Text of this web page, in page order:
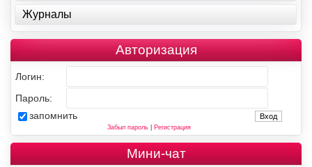
Журналы
Авторизация
Логин:
Пароль:
запомнить
Забыл пароль| Регистрация
Мини-чат